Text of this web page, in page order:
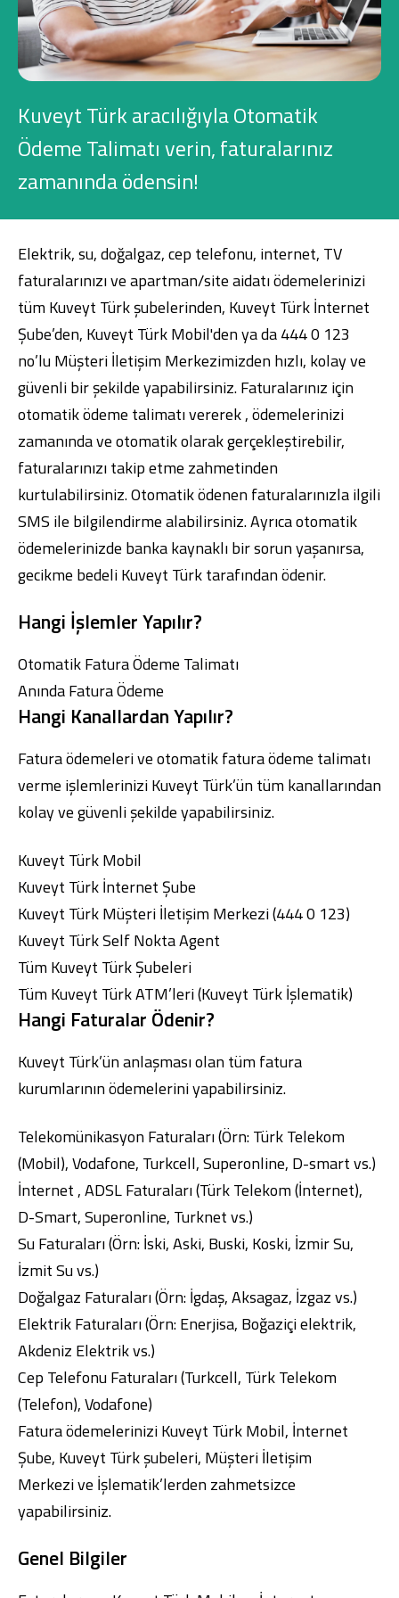
Dijital Bankacılık Hakkımızda Finans Portalı
Yatırımcı İlişkileri
Englishالعربية
Dijital Bankacılık Hakkımızda Finans Portalı
Yatırımcı İlişkileri
Şube ve ATM’ler
İletişim
Englishالعربية
Konut Finansmanı
Yatırım Fonları
Ticari Kartlar
Tarım Finansmanı
Leasing
Yatırım
Kuveyt Türk aracılığıyla Otomatik
Ödeme Talimatı verin, faturalarınız
zamanında ödensin!
Elektrik, su, doğalgaz, cep telefonu, internet, TV
faturalarınızı ve apartman/site aidatı ödemelerinizi
tümKuveyt Türk şubelerinden, Kuveyt Türk İnternet
Şube’den, Kuveyt Türk Mobil'den ya da 444 0 123
no’lu Müşteri İletişim Merkezimizden hızlı, kolay ve
güvenli bir şekilde yapabilirsiniz. Faturalarınız için
otomatik ödeme talimatı vererek , ödemelerinizi
zamanında ve otomatik olarak gerçekleştirebilir,
faturalarınızı takip etme zahmetinden
kurtulabilirsiniz. Otomatik ödenen faturalarınızla ilgili
SMS ile bilgilendirme alabilirsiniz. Ayrıca otomatik
ödemelerinizde banka kaynaklı bir sorun yaşanırsa,
gecikme bedeli Kuveyt Türk tarafından ödenir.
Hangi İşlemler Yapılır?
Otomatik Fatura Ödeme Talimatı
Anında Fatura Ödeme
Hangi Kanallardan Yapılır?
Fatura ödemeleri ve otomatik fatura ödeme talimatı
verme işlemlerinizi Kuveyt Türk’ün tüm kanallarından
kolay ve güvenli şekilde yapabilirsiniz.
Kuveyt Türk Mobil
Kuveyt Türk İnternet Şube
Kuveyt Türk Müşteri İletişim Merkezi (444 0 123)
Kuveyt Türk Self Nokta Agent
TümKuveyt Türk Şubeleri
TümKuveyt Türk ATM’leri (Kuveyt Türk İşlematik)
Hangi Faturalar Ödenir?
Kuveyt Türk’ün anlaşması olan tüm fatura
kurumlarının ödemelerini yapabilirsiniz.
Telekomünikasyon Faturaları (Örn: Türk Telekom
(Mobil), Vodafone, Turkcell, Superonline, D-smart vs.)
İnternet , ADSL Faturaları (Türk Telekom (İnternet),
D-Smart, Superonline, Turknet vs.)
Su Faturaları (Örn: İski, Aski, Buski, Koski, İzmir Su,
İzmit Su vs.)
Doğalgaz Faturaları (Örn: İgdaş, Aksagaz, İzgaz vs.)
Elektrik Faturaları (Örn: Enerjisa, Boğaziçi elektrik,
Akdeniz Elektrik vs.)
Cep Telefonu Faturaları (Turkcell, Türk Telekom
(Telefon), Vodafone)
Fatura ödemeleriniziKuveyt Türk Mobil, İnternet
Şube, Kuveyt Türk şubeleri, Müşteri İletişim
Merkezi ve İşlematik’lerden zahmetsizce
yapabilirsiniz.
Genel Bilgiler